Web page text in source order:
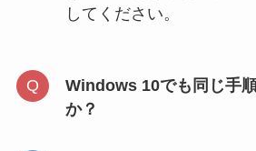
してください。
Windows 10でも同じ手
か？